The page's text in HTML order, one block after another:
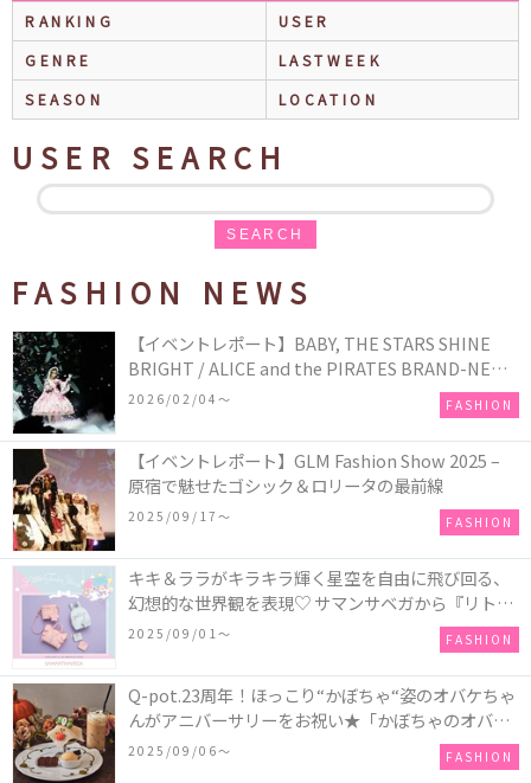
RANKING
USER
GENRE
LASTWEEK
SEASON
LOCATION
USER SEARCH
SEARCH
FASHION NEWS
【イベントレポート】BABY, THE STARS SHINE
BRIGHT / ALICE and the PIRATES BRAND-NEW
COLLECTION in TOKYO
2026/02/04〜 FASHION
【イベントレポート】GLM Fashion Show 2025 –
原宿で魅せたゴシック＆ロリータの最前線
2025/09/17〜 FASHION
キキ＆ララがキラキラ輝く星空を自由に飛び回る、
幻想的な世界観を表現♡ サマンサベガから『リトル
ツインスターズ』50周年アニバーサリーイヤー』を
2025/09/01〜 FASHION
Q-pot.23周年！ほっこり“かぼちゃ“姿のオバケちゃ
んがアニバーサリーをお祝い★「かぼちゃのオバケ
ーキアクセサリー」が新発売！Q-pot CAFE.では
「かぼちゃのオバケーキプレート」も登場
2025/09/06〜 FASHION